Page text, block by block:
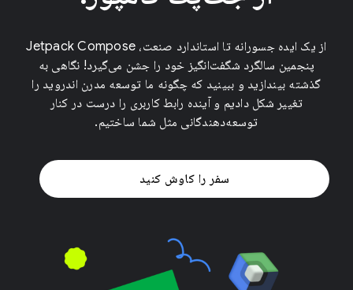
از یک ایده جسورانه تا استاندارد صنعت، Jetpack Compose
پنجمین سالگرد شگفت‌انگیز خود را جشن می‌گیرد! نگاهی به
گذشته بیندازید و ببینید که چگونه ما توسعه مدرن اندروید را
تغییر شکل دادیم و آینده رابط کاربری را درست در کنار
توسعه‌دهندگانی مثل شما ساختیم.
سفر را کاوش کنید